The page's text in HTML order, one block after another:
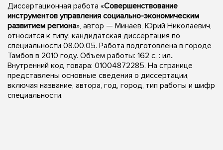
Диссертационная работа «Совершенствование
инструментов управления социально-экономическим
развитием региона», автор — Минаев, Юрий Николаевич,
относится к типу: кандидатская диссертация по
специальности 08.00.05. Работа подготовлена в городе
Тамбов в 2010 году. Объем работы: 162 с. : ил..
Внутренний код товара: 01004872285. На странице
представлены основные сведения о диссертации,
включая название, автора, год, город, тип работы и шифр
специальности.